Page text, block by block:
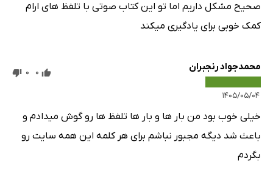
صحیح مشکل داریم اما تو این کتاب صوتی با تلفظ های ارام
کمک خوبی برای یادگیری میکند
محمدجواد رنجبران
۱۴۰۵/۰۵/۰۴
0
0
خیلی خوب بود من بار ها و بار ها تلفظ ها رو گوش میدادم و
باعث شد دیگه مجبور نباشم برای هر کلمه این همه سایت رو
بگردم